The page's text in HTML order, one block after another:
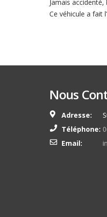
Jamais
Ce véhicule a fait
Nous
Adresse:
Téléphone:
Email: